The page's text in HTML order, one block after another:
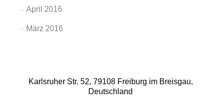
April 2016
März 2016
Karlsruher Str. 52, 79108 Freiburg im Breisgau,
Deutschland